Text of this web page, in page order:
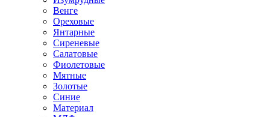
Венге
Ореховые
Янтарные
Сиреневые
Салатовые
Фиолетовые
Мятные
Золотые
Синие
Материал